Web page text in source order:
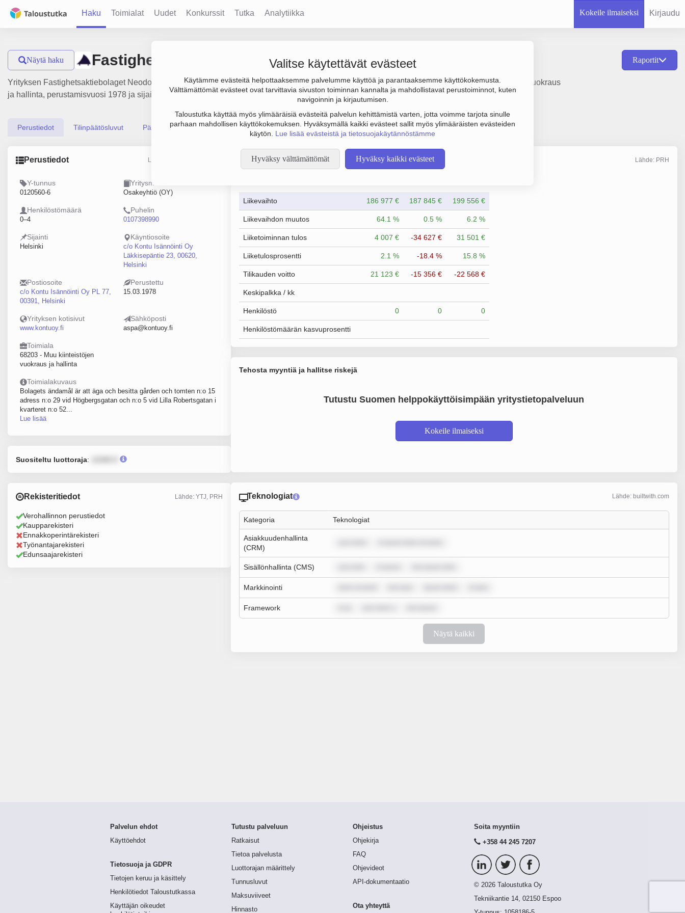
Haku Toimialat Uudet Konkurssit Tutka Analytiikka Kokeile ilmaiseksi Kirjaudu
Valitse käytettävät evästeet
Käytämme evästeitä helpottaaksemme palvelumme käyttöä ja parantaaksemme käyttökokemusta.
Välttämättömät evästeet ovat tarvittavia sivuston toiminnan kannalta ja mahdollistavat perustoiminnot, kuten
navigoinnin ja kirjautumisen.
Taloustutka käyttää myös ylimääräisiä evästeitä palvelun kehittämistä varten, jotta voimme tarjota sinulle
parhaan mahdollisen käyttökokemuksen. Hyväksymällä kaikki evästeet sallit myös ylimääräisten evästeiden
käytön. Lue lisää evästeistä ja tietosuojakäytännöstämme
Hyväksy välttämättömät Hyväksy kaikki evästeet
Näytä haku Fastighetsaktiebolaget Neodomus Raportit
Yrityksen Fastighetsaktiebolaget Neodomus liikevaihto on 200 000 €, tulos 32 000 € ja henkilöstömäärä 0. Sen päätoimiala on Muu kiinteistöjen vuokraus
ja hallinta, perustamisvuosi 1978 ja sijainti Helsinki. Yrityksen yhtiömuoto Osakeyhtiö (OY).
Perustiedot Tilinpäätösluvut Päättäjätiedot
Perustiedot Lähde: YTJ, PRH, Traficom
Y-tunnus
0120560-6
Yritysmuoto
Osakeyhtiö (OY)
Henkilöstömäärä
0–4
Puhelin
0107398990
Sijainti
Helsinki
Käyntiosoite
c/o Kontu Isännöinti Oy
Läkkisepäntie 23, 00620,
Helsinki
Postiosoite
c/o Kontu Isännöinti Oy PL 77,
00391, Helsinki
Perustettu
15.03.1978
Yrityksen kotisivut
www.kontuoy.fi
Sähköposti
aspa@kontuoy.fi
Toimiala
68203 - Muu kiinteistöjen
vuokraus ja hallinta
Toimialakuvaus
Bolagets ändamål är att äga och besitta gården och tomten n:o 15
adress n:o 29 vid Högbergsgatan och n:o 5 vid Lilla Robertsgatan i
kvarteret n:o 52...
Lue lisää
Suositeltu luottoraja:
Rekisteritiedot Lähde: YTJ, PRH
Verohallinnon perustiedot
Kaupparekisteri
Ennakkoperintärekisteri
Työnantajarekisteri
Edunsaajarekisteri
Taloustiedot Lähde: PRH
Liikevaihto 186 977 € 187 845 € 199 556 €
Liikevaihdon muutos 64.1 % 0.5 % 6.2 %
Liiketoiminnan tulos 4 007 € -34 627 € 31 501 €
Liiketulosprosentti 2.1 % -18.4 % 15.8 %
Tilikauden voitto 21 123 € -15 356 € -22 568 €
Keskipalkka / kk
Henkilöstö 0 0 0
Henkilöstömäärän kasvuprosentti
Tehosta myyntiä ja hallitse riskejä
Tutustu Suomen helppokäyttöisimpään yritystietopalveluun
Kokeile ilmaiseksi
Teknologiat Lähde: builtwith.com
Kategoria Teknologiat
Asiakkuudenhallinta
(CRM)
Sisällönhallinta (CMS)
Markkinointi
Framework
Näytä kaikki
Palvelun ehdot
Käyttöehdot
Tietosuoja ja GDPR
Tietojen keruu ja käsittely
Henkilötiedot Taloustutkassa
Käyttäjän oikeudet
Tutustu palveluun
Ratkaisut
Tietoa palvelusta
Luottorajan määrittely
Tunnusluvut
Maksuviiveet
Hinnasto
Ohjeistus
Ohjekirja
FAQ
Ohjevideot
API-dokumentaatio
Ota yhteyttä
Soita myyntiin
+358 44 245 7207
© 2026 Taloustutka Oy
Tekniikantie 14, 02150 Espoo